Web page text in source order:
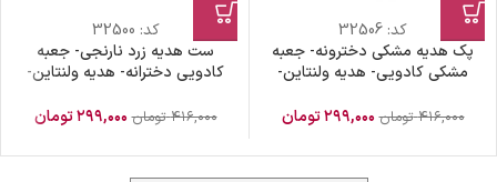
کد: 32506
پک هدیه مشکی دخترونه- جعبه
مشکی کادویی- هدیه ولنتاین-
هدیه ویژه
۴۱۶,۰۰۰ تومان ۲۹۹,۰۰۰تومان
کد: 32500
ست هدیه زرد نارنجی- جعبه
کادویی دخترانه- هدیه ولنتاین-
هدیه دخترونه۴۱۶,۰۰۰ تومان ۲۹۹,۰۰۰تومان